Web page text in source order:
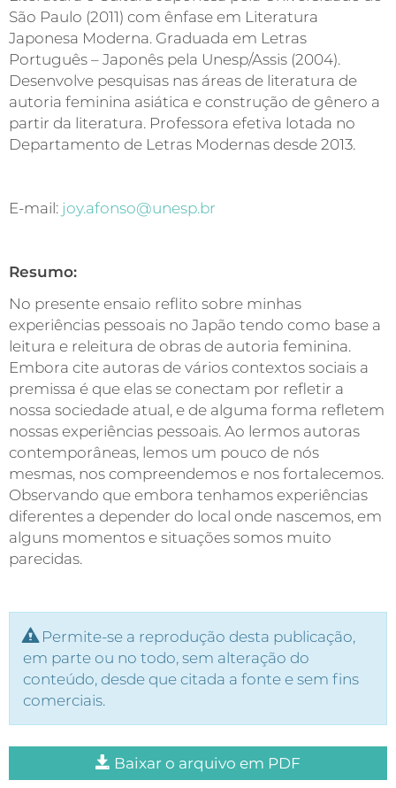
São Paulo (2011) com ênfase em Literatura
Japonesa Moderna. Graduada em Letras
Português – Japonês pela Unesp/Assis (2004).
Desenvolve pesquisas nas áreas de literatura de
autoria feminina asiática e construção de gênero a
partir da literatura. Professora efetiva lotada no
Departamento de Letras Modernas desde 2013.
E-mail: joy.afonso@unesp.br
Resumo:
No presente ensaio reflito sobre minhas
experiências pessoais no Japão tendo como base a
leitura e releitura de obras de autoria feminina.
Embora cite autoras de vários contextos sociais a
premissa é que elas se conectam por refletir a
nossa sociedade atual, e de alguma forma refletem
nossas experiências pessoais. Ao lermos autoras
contemporâneas, lemos um pouco de nós
mesmas, nos compreendemos e nos fortalecemos.
Observando que embora tenhamos experiências
diferentes a depender do local onde nascemos, em
alguns momentos e situações somos muito
parecidas.
Permite-se a reprodução desta publicação,
em parte ou no todo, sem alteração do
conteúdo, desde que citada a fonte e sem fins
comerciais.
Baixar o arquivo em PDF